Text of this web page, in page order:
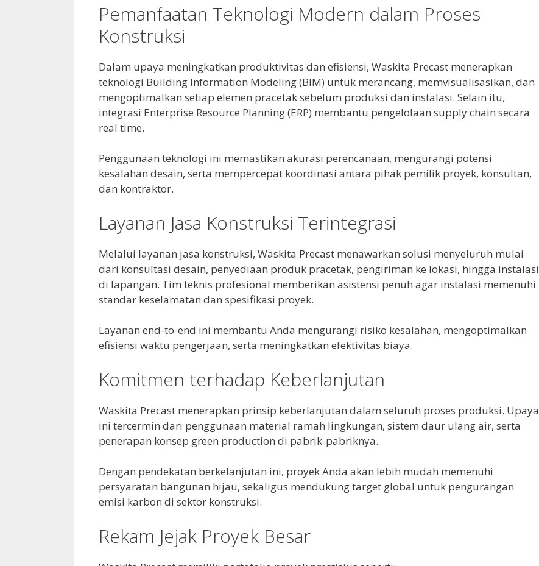
Pemanfaatan Teknologi Modern dalam Proses
Konstruksi
Dalam upaya meningkatkan produktivitas dan efisiensi, Waskita Precast menerapkan
teknologi Building Information Modeling (BIM) untuk merancang, memvisualisasikan, dan
mengoptimalkan setiap elemen pracetak sebelum produksi dan instalasi. Selain itu,
integrasi Enterprise Resource Planning (ERP) membantu pengelolaan supply chain secara
real time.
Penggunaan teknologi ini memastikan akurasi perencanaan, mengurangi potensi
kesalahan desain, serta mempercepat koordinasi antara pihak pemilik proyek, konsultan,
dan kontraktor.
Layanan Jasa Konstruksi Terintegrasi
Melalui layanan jasa konstruksi, Waskita Precast menawarkan solusi menyeluruh mulai
dari konsultasi desain, penyediaan produk pracetak, pengiriman ke lokasi, hingga instalasi
di lapangan. Tim teknis profesional memberikan asistensi penuh agar instalasi memenuhi
standar keselamatan dan spesifikasi proyek.
Layanan end-to-end ini membantu Anda mengurangi risiko kesalahan, mengoptimalkan
efisiensi waktu pengerjaan, serta meningkatkan efektivitas biaya.
Komitmen terhadap Keberlanjutan
Waskita Precast menerapkan prinsip keberlanjutan dalam seluruh proses produksi. Upaya
ini tercermin dari penggunaan material ramah lingkungan, sistem daur ulang air, serta
penerapan konsep green production di pabrik-pabriknya.
Dengan pendekatan berkelanjutan ini, proyek Anda akan lebih mudah memenuhi
persyaratan bangunan hijau, sekaligus mendukung target global untuk pengurangan
emisi karbon di sektor konstruksi.
Rekam Jejak Proyek Besar